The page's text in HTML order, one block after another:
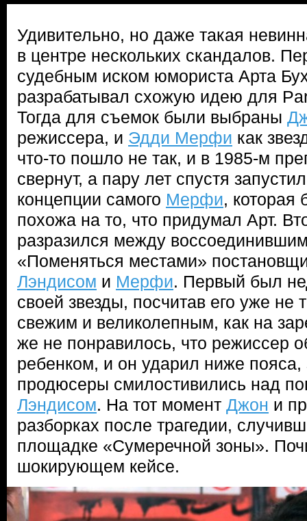
Удивительно, но даже такая
в центре нескольких скандалов.
судебным иском юмориста Арта
разрабатывал схожую идею для
Тогда для съемок были выбраны
режиссера, и Эдди Мерфи как
что-то пошло не так, и в 1985-м
свернут, а пару лет спустя
концепции самого Мерфи, которая
похожа на то, что придумал Арт.
разразился между
«Поменяться местами»
Лэндисом и Мерфи. Первый был
своей звезды, посчитав его уже не
свежим и великолепным, как на
же не понравилось, что режиссер
ребенком, и он ударил ниже пояса,
продюсеры смилостивились над
Лэндисом. На тот момент Джон и
разборках после трагедии,
площадке «Сумеречной зоны».
шокирующем кейсе.